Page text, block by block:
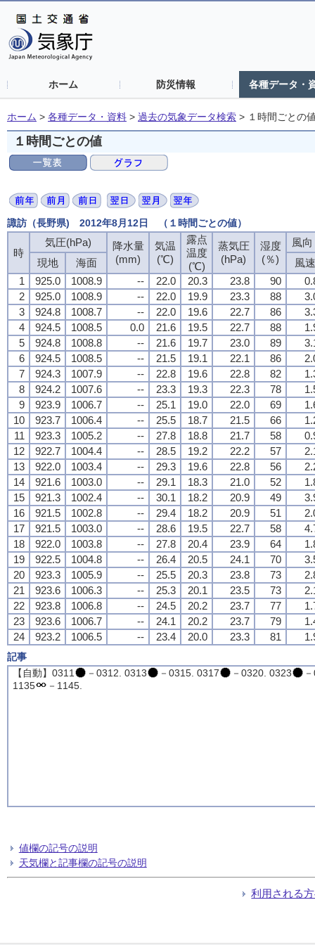
ホーム 防災情報 各種データ・
ホーム > 各種データ・資料 > 過去の気象データ検索 > １時間ごとの
１時間ごとの値
諏訪（長野県) 2012年8月12日 （１時間ごとの値）
時
気圧(hPa)
降水量
(mm)
気温
(℃)
露点
温度
(℃)
蒸気圧
(hPa)
湿度
(％)
風
現地
海面
風速
1
925.0 1008.9 -- 22.0 20.3 23.8 90
2
925.0 1008.9 -- 22.0 19.9 23.3 88
3
924.8 1008.7 -- 22.0 19.6 22.7 86
4
924.5 1008.5 0.0 21.6 19.5 22.7 88
5
924.8 1008.8 -- 21.6 19.7 23.0 89
6
924.5 1008.5 -- 21.5 19.1 22.1 86
7
924.3 1007.9 -- 22.8 19.6 22.8 82
8
924.2 1007.6 -- 23.3 19.3 22.3 78
9
923.9 1006.7 -- 25.1 19.0 22.0 69
10
923.7 1006.4 -- 25.5 18.7 21.5 66
11
923.3 1005.2 -- 27.8 18.8 21.7 58
12
922.7 1004.4 -- 28.5 19.2 22.2 57
13
922.0 1003.4 -- 29.3 19.6 22.8 56
14
921.6 1003.0 -- 29.1 18.3 21.0 52
15
921.3 1002.4 -- 30.1 18.2 20.9 49
16
921.5 1002.8 -- 29.4 18.2 20.9 51
17
921.5 1003.0 -- 28.6 19.5 22.7 58
18
922.0 1003.8 -- 27.8 20.4 23.9 64
19
922.5 1004.8 -- 26.4 20.5 24.1 70
20
923.3 1005.9 -- 25.5 20.3 23.8 73
21
923.6 1006.3 -- 25.3 20.1 23.5 73
22
923.8 1006.8 -- 24.5 20.2 23.7 77
23
923.6 1006.7 -- 24.1 20.2 23.7 79
24
923.2 1006.5 -- 23.4 20.0 23.3 81
記事
【自動】0311
－0312. 0313 －0315. 0317 －0320. 0323
1135
－1145.
値欄の記号の説明
天気欄と記事欄の記号の説明
利用される